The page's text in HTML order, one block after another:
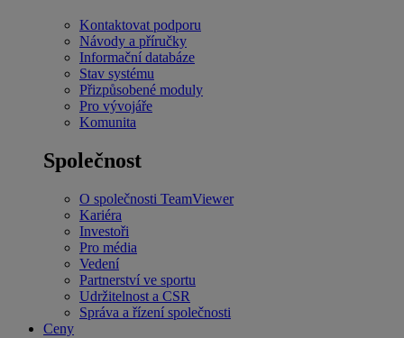
Kontaktovat podporu
Návody a příručky
Informační databáze
Stav systému
Přizpůsobené moduly
Pro vývojáře
Komunita
Společnost
O společnosti TeamViewer
Kariéra
Investoři
Pro média
Vedení
Partnerství ve sportu
Udržitelnost a CSR
Správa a řízení společnosti
Ceny